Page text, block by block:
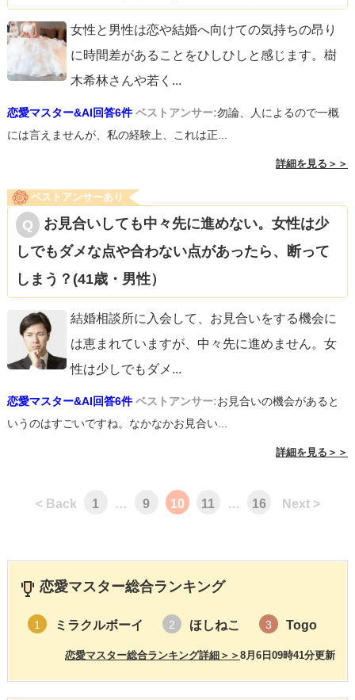
女性と男性は恋や結婚へ向けての気持ちの昂り
に時間差があることをひしひしと感じます。樹
木希林さんや若く ...
恋愛マスター&AI回答6件 ベストアンサー:勿論、人によるので一概
には言えませんが、私の経験上、これは正...
詳細を見る＞＞
ベストアンサーあり
お見合いしても中々先に進めない。女性は少
しでもダメな点や合わない点があったら、断って
しまう？(41歳・男性）
結婚相談所に入会して、お見合いをする機会に
は恵まれていますが、中々先に進めません。女
性は少しでもダメ ...
恋愛マスター&AI回答6件 ベストアンサー:お見合いの機会があると
いうのはすごいですね。なかなかお見合い...
詳細を見る＞＞
< Back 1 … 9 10 11 … 16 Next >
恋愛マスター総合ランキング
1 ミラクルボーイ 2 ほしねこ 3 Togo
8月6日09時41分更新
恋愛マスター総合ランキング詳細＞＞